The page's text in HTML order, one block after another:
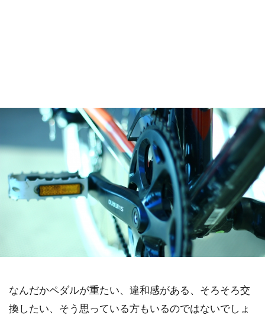
なんだかペダルが重たい、違和感がある、そろそろ交
換したい、そう思っている方もいるのではないでしょ